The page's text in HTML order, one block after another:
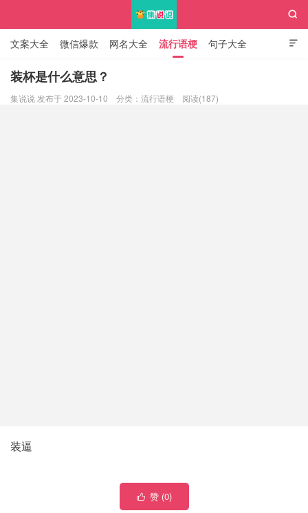

文案大全 微信爆款 网名大全 流行语梗 句子大全
知识大全

装杯是什么意思？
集说说 发布于 2023-10-10 分类： 流行语梗 阅读(187)
装逼
 赞 (0)